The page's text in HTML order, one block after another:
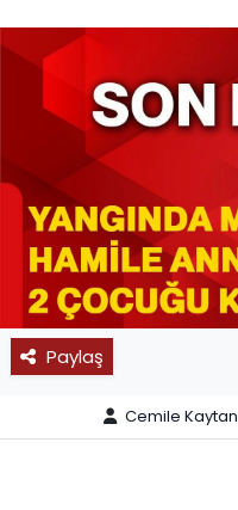
Paylaş
Cemile Kaytan
SPOR
11:11 MANŞET